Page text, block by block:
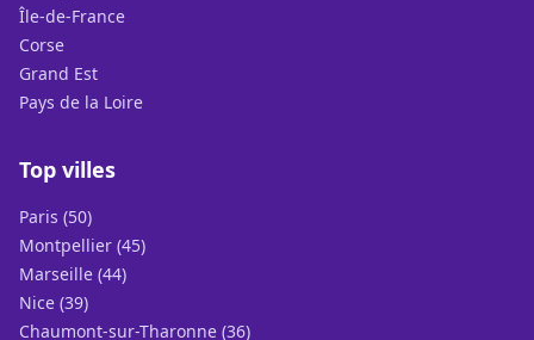
Île-de-France
Corse
Grand Est
Pays de la Loire
Top villes
Paris (50)
Montpellier (45)
Marseille (44)
Nice (39)
Chaumont-sur-Tharonne (36)